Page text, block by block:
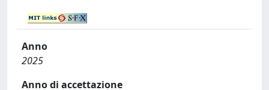
Anno
2025
Anno di accettazione